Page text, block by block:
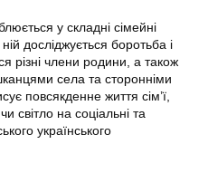
у складні сімейні
досліджується боротьба і
різні члени родини, а також
села та сторонніми
повсякденне життя сім’ї,
світло на соціальні та
українського